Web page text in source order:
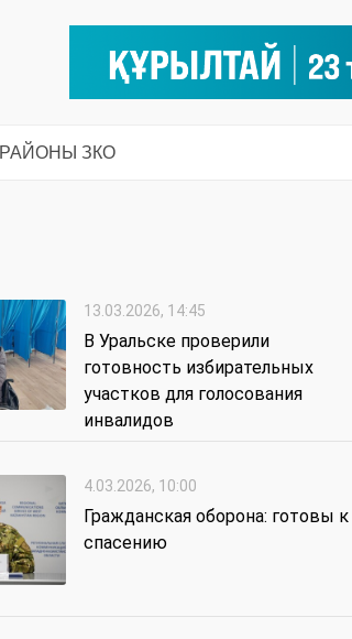
РАЙОНЫ ЗКО
13.03.2026, 14:45
В Уральске проверили
готовность избирательных
участков для голосования
инвалидов
4.03.2026, 10:00
Гражданская оборона: готовы к
спасению